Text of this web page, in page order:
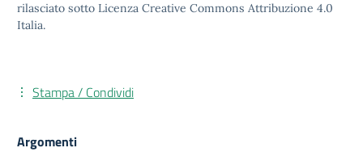
rilasciato sotto Licenza Creative Commons Attribuzione 4.0
Italia.
Stampa / Condividi
Argomenti